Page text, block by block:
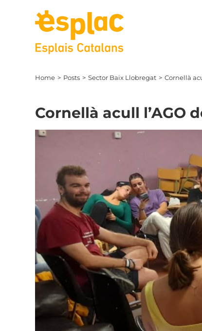
Home Posts Sector Baix Llobregat Cornellà
Cornellà acull l’AGO
View